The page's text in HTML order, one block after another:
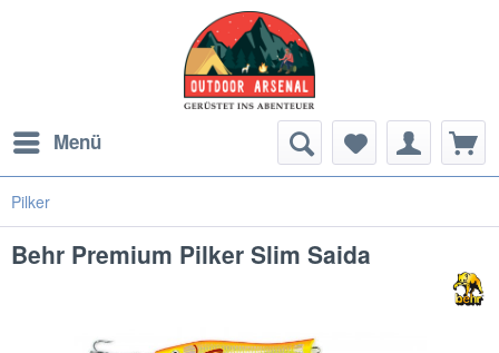
Menü
Pilker
Behr Premium Pilker Slim Saida